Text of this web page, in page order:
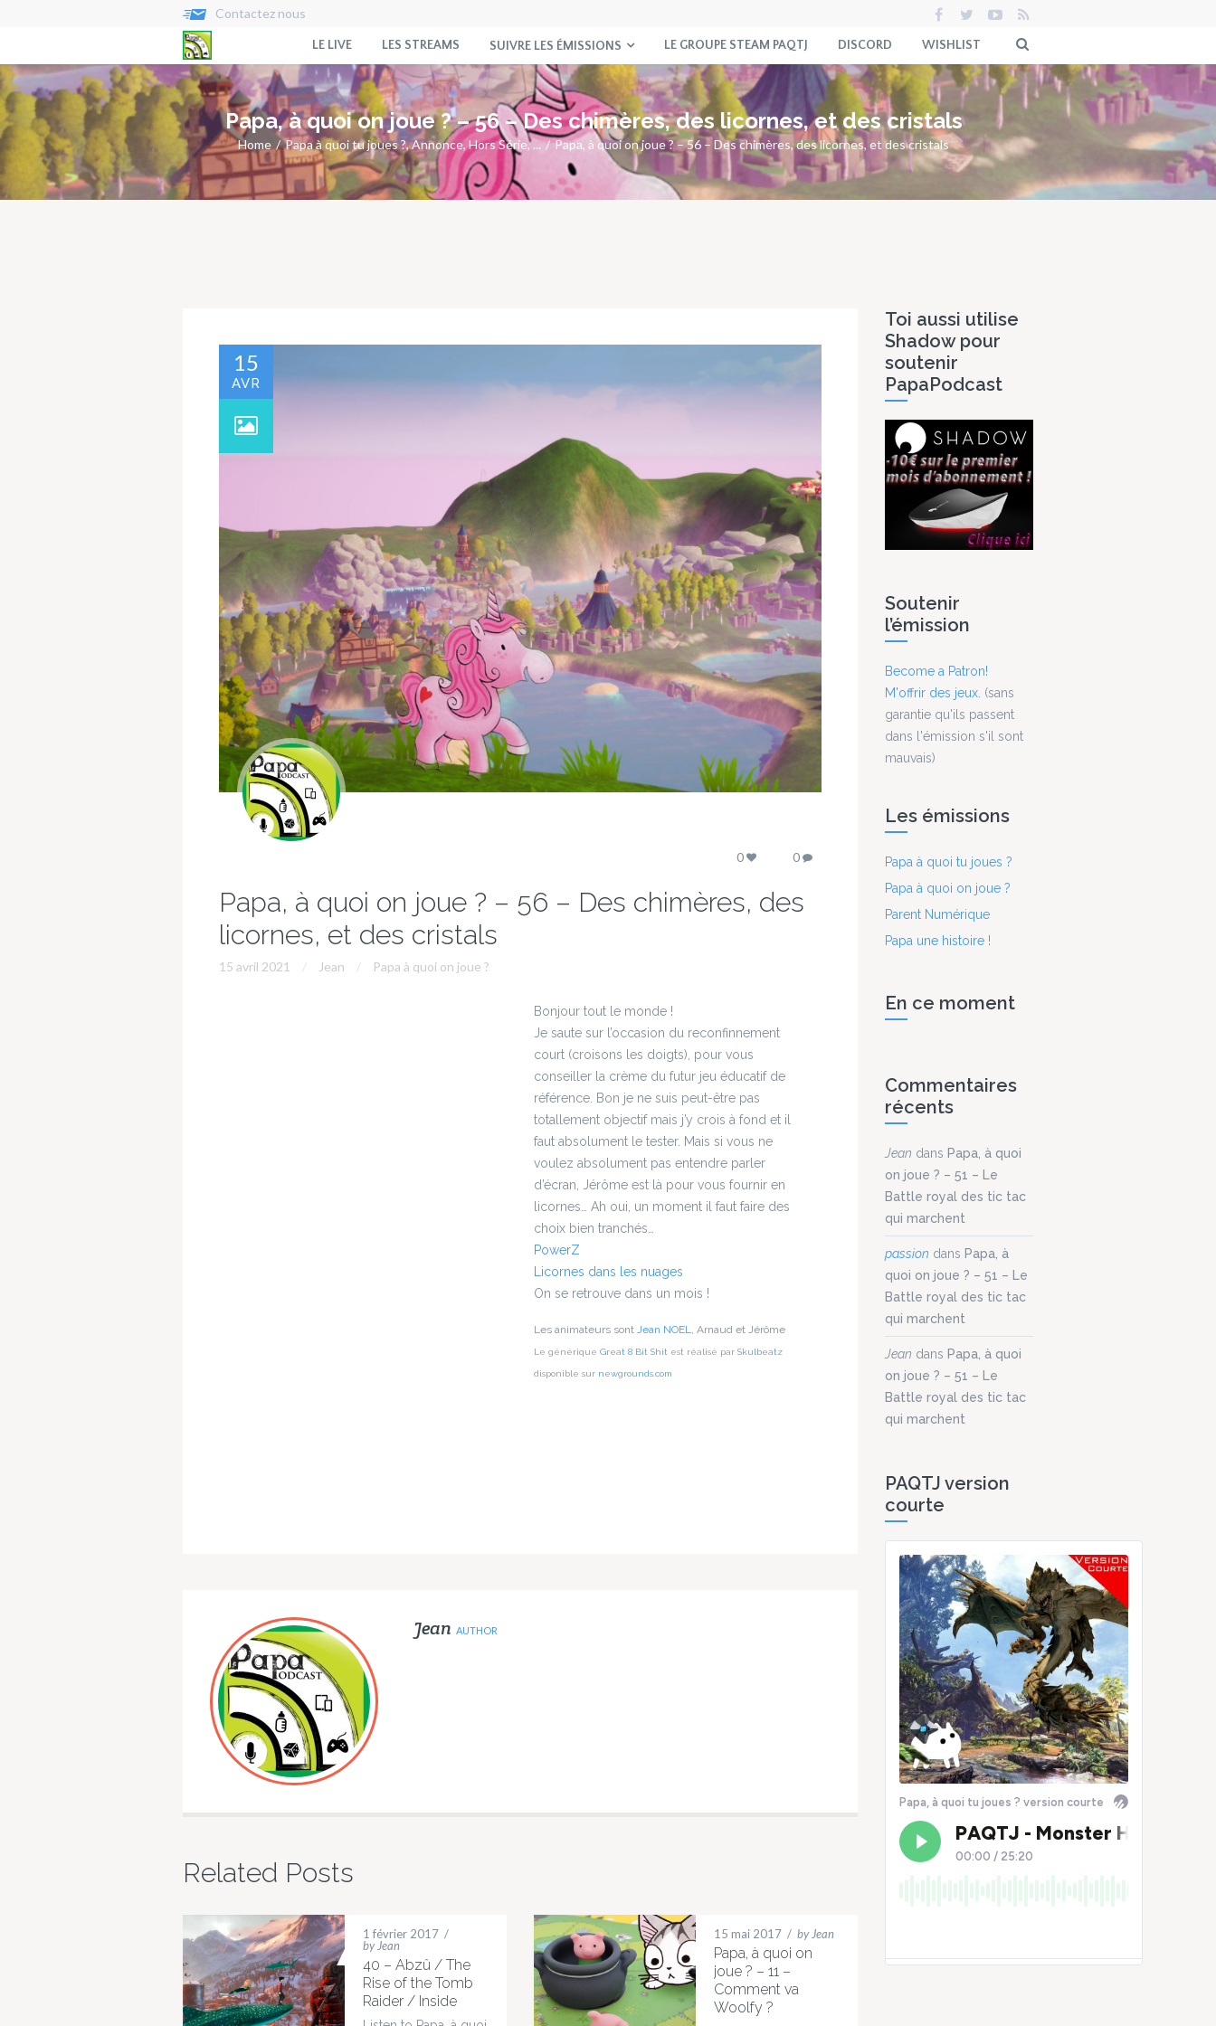
Contactez nous
LE LIVE LES STREAMS SUIVRE LES ÉMISSIONS LE GROUPE STEAM PAQTJ DISCORD WISHLIST
Papa, à quoi on joue ? – 56 – Des chimères, des licornes, et des cristals
Home Papa à quoi tu joues ?,Annonce,Hors Série, ... Papa, à quoi on joue ? – 56 – Des chimères, des licornes, et des cristals
15
AVR
0 0
Papa, à quoi on joue ? – 56 – Des chimères, des
licornes, et des cristals
15 avril 2021 Jean Papa à quoi on joue ?
Bonjour tout le monde !
Je saute sur l’occasion du reconfinnement
court (croisons les doigts), pour vous
conseiller la crème du futur jeu éducatif de
référence. Bon je ne suis peut-être pas
totallement objectif mais j’y crois à fond et il
faut absolument le tester. Mais si vous ne
voulez absolument pas entendre parler
d’écran, Jérôme est là pour vous fournir en
licornes… Ah oui, un moment il faut faire des
choix bien tranchés…
PowerZ
Licornes dans les nuages
On se retrouve dans un mois !
Les animateurs sont Jean NOEL , Arnaud et Jérôme
Le générique Great 8 Bit Shit est réalisé par Skulbeatz
disponible sur newgrounds.com
Jean AUTHOR
Related Posts
1 février 2017 /
by Jean
40 – Abzû / The
Rise of the Tomb
Raider / Inside
15 mai 2017 / by Jean
Papa, à quoi on
joue ? – 11 –
Comment va
Woolfy ?
Toi aussi utilise
Shadow pour
soutenir
PapaPodcast
Soutenir
l’émission
Become a Patron!
M'offrir des jeux. (sans
garantie qu'ils passent
dans l'émission s'il sont
mauvais)
Les émissions
Papa à quoi tu joues ?
Papa à quoi on joue ?
Parent Numérique
Papa une histoire !
En ce moment
Commentaires
récents
Jean dans Papa, à quoi
on joue ? – 51 – Le
Battle royal des tic tac
qui marchent
passion dans Papa, à
quoi on joue ? – 51 – Le
Battle royal des tic tac
qui marchent
Jean dans Papa, à quoi
on joue ? – 51 – Le
Battle royal des tic tac
qui marchent
PAQTJ version
courte